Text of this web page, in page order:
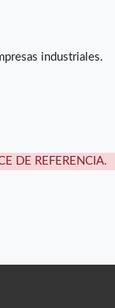
industriales.
DE REFERENCIA.